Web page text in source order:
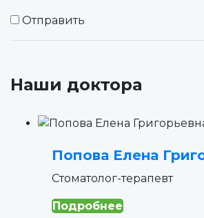
Отправить
Наши доктора
Попова Елена
Стоматолог-терапевт
Подробнее